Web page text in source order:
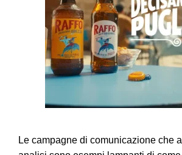
Le campagne di comunicazione che